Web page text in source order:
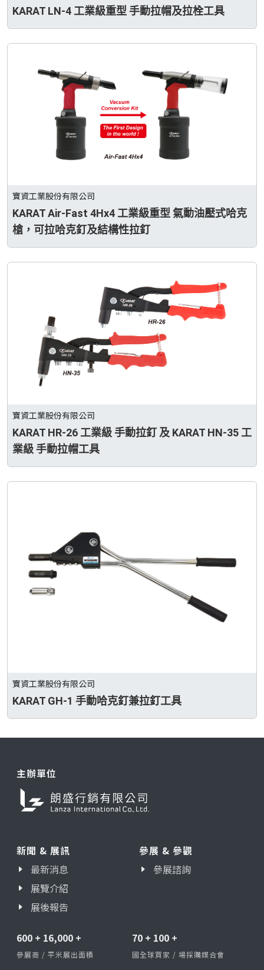
KARAT LN-4 工業級重型 手動拉帽及拉栓工具
寶資工業股份有限公司
KARAT Air-Fast 4Hx4 工業級重型 氣動油壓式哈克
槍，可拉哈克釘及結構性拉釘
寶資工業股份有限公司
KARAT HR-26 工業級 手動拉釘 及 KARAT HN-35 工
業級 手動拉帽工具
寶資工業股份有限公司
KARAT GH-1 手動哈克釘兼拉釘工具
主辦單位
新聞 & 展訊
最新消息
展覽介紹
展後報告
參展 & 參觀
參展諮詢
600 + 16,000 +
參展商 / 平米展出面積
70 + 100 +
國全球買家 / 場採購媒合會